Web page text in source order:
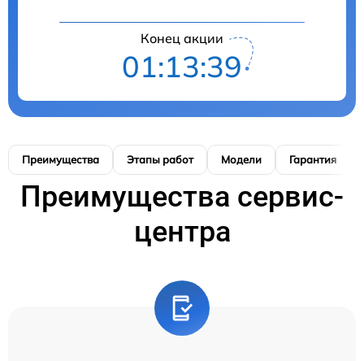
Конец акции
01:13:38
Преимущества Этапы работ Модели Гарантия
Преимущества сервис-
центра